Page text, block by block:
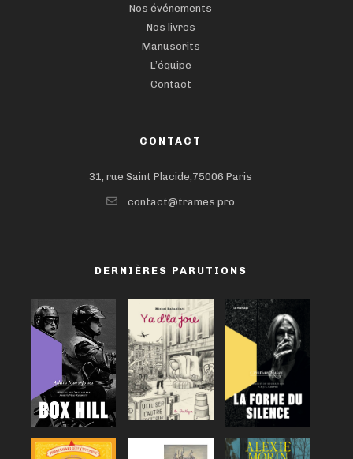
Nos événements
Nos livres
Manuscrits
L’équipe
Contact
CONTACT
31, rue Saint Placide,75006 Paris
contact@trames.pro
DERNIÈRES PARUTIONS